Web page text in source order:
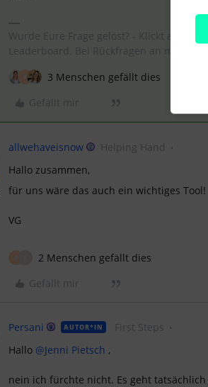
Wurde Eure Frage gelöst? - Klickt auf
3 Menschen gefällt dies
allwehaveisnow Helping Hand
Hallo zusammen,
für uns wäre das auch ein wichtiges Tool!
VG
2 Menschen gefällt dies
Gefällt mir
Persani AUTOR*IN First Steps
Hallo @Jenni Pietsch ,
nein ich fürchte nicht. Es geht